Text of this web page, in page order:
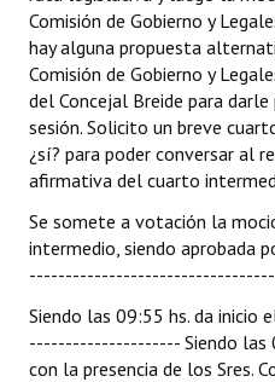
Comisión de Gobierno y
hay alguna propuesta
Comisión de Gobierno y
del Concejal Breide para
sesión. Solicito un breve
¿sí? para poder conversar al
afirmativa del cuarto
Se somete a votación la
intermedio, siendo aprobada
Siendo las 09:55 hs. da
--------------------- Siendo las
con la presencia de los Sres.